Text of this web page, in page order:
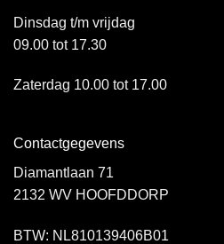
Dinsdag t/m vrijdag
09.00 tot 17.30
Zaterdag 10.00 tot 17.00
Contactgegevens
Diamantlaan 71
2132 WV HOOFDDORP
BTW: NL810139406B01